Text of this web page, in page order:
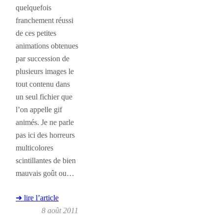
quelquefois
franchement réussi
de ces petites
animations obtenues
par succession de
plusieurs images le
tout contenu dans
un seul fichier que
l’on appelle gif
animés. Je ne parle
pas ici des horreurs
multicolores
scintillantes de bien
mauvais goût ou…
➜ lire l’article
8 août 2011